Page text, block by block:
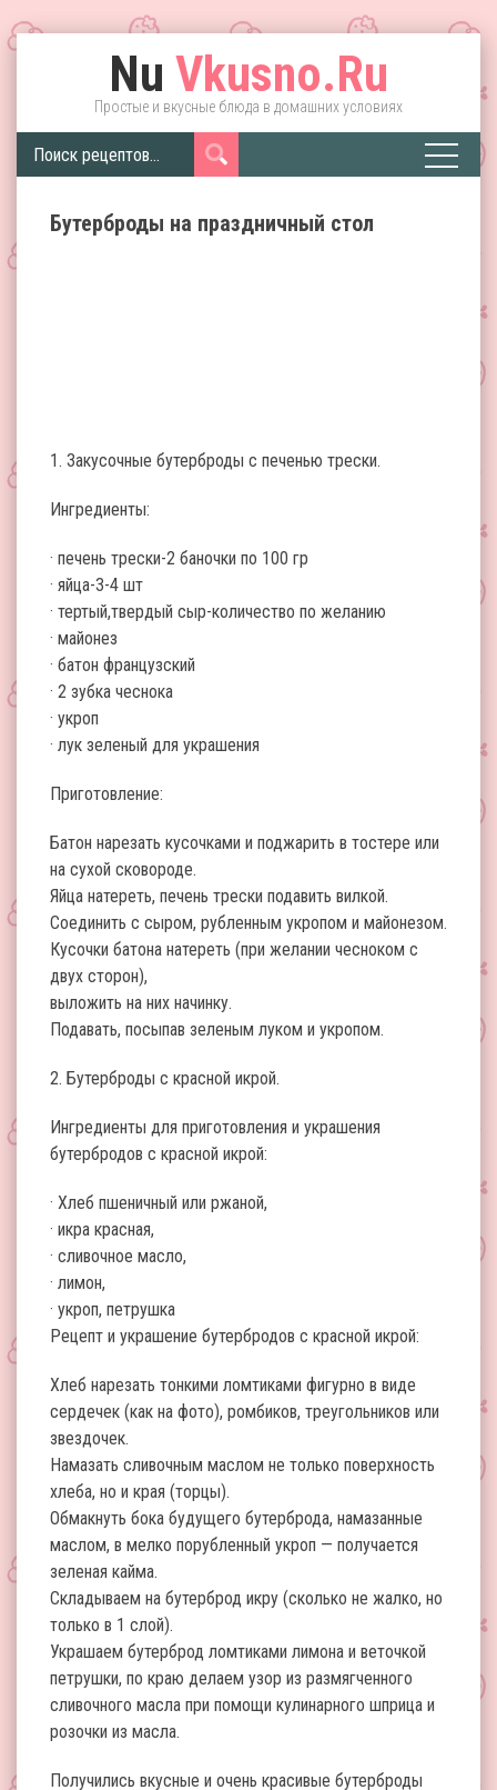
Nu Vkusno.Ru
Простые и вкусные блюда в домашних условиях
Бутерброды на праздничный стол
1. Закусочные бутерброды с печенью трески.
Ингредиенты:
· печень трески-2 баночки по 100 гр
· яйца-3-4 шт
· тертый,твердый сыр-количество по желанию
· майонез
· батон французский
· 2 зубка чеснока
· укроп
· лук зеленый для украшения
Приготовление:
Батон нарезать кусочками и поджарить в тостере или
на сухой сковороде.
Яйца натереть, печень трески подавить вилкой.
Соединить с сыром, рубленным укропом и майонезом.
Кусочки батона натереть (при желании чесноком с
двух сторон),
выложить на них начинку.
Подавать, посыпав зеленым луком и укропом.
2. Бутерброды с красной икрой.
Ингредиенты для приготовления и украшения
бутербродов с красной икрой:
· Хлеб пшеничный или ржаной,
· икра красная,
· сливочное масло,
· лимон,
· укроп, петрушка
Рецепт и украшение бутербродов с красной икрой:
Хлеб нарезать тонкими ломтиками фигурно в виде
сердечек (как на фото), ромбиков, треугольников или
звездочек.
Намазать сливочным маслом не только поверхность
хлеба, но и края (торцы).
Обмакнуть бока будущего бутерброда, намазанные
маслом, в мелко порубленный укроп — получается
зеленая кайма.
Складываем на бутерброд икру (сколько не жалко, но
только в 1 слой).
Украшаем бутерброд ломтиками лимона и веточкой
петрушки, по краю делаем узор из размягченного
сливочного масла при помощи кулинарного шприца и
розочки из масла.
Получились вкусные и очень красивые бутерброды